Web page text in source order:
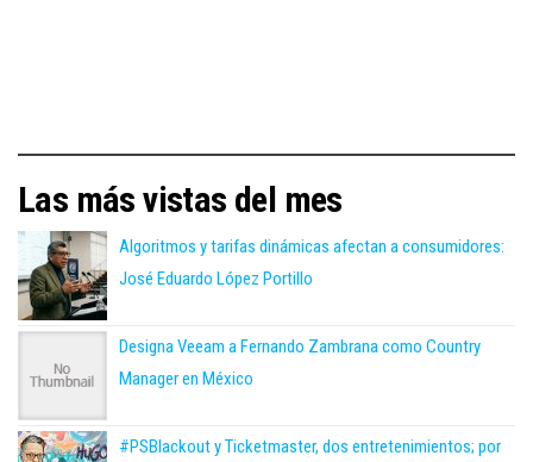
Las más vistas del mes
Algoritmos y tarifas dinámicas afectan a consumidores:
José Eduardo López Portillo
Designa Veeam a Fernando Zambrana como Country
Manager en México
#PSBlackout y Ticketmaster, dos entretenimientos; por